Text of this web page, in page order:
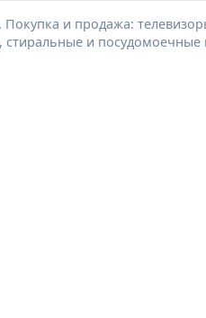
Покупка и продажа:
стиральные и